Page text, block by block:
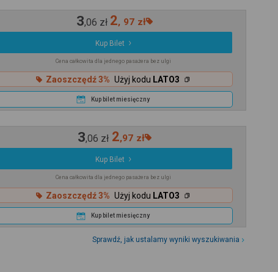
3,06 zł 2, 97 zł
Kup Bilet
Cena całkowita dla jednego pasażera bez ulgi
Zaoszczędź 3% Użyj kodu LATO3
Kup bilet miesięczny
3,06 zł 2,97 zł
Kup Bilet
Cena całkowita dla jednego pasażera bez ulgi
Zaoszczędź 3% Użyj kodu LATO3
Kup bilet miesięczny
Sprawdź, jak ustalamy wyniki wyszukiwania